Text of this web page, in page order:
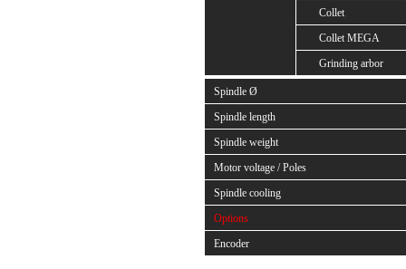
Collet
Collet MEGA
Grinding arbor
Spindle Ø
Spindle length
Spindle weight
Motor voltage / Poles
Spindle cooling
Options
Encoder